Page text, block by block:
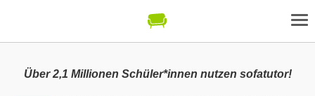
Über 2,1 Millionen Schüler*innen nutzen sofatutor!